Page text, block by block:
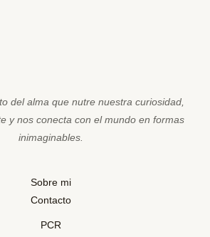
del alma que nutre nuestra curiosidad,
y nos conecta con el mundo en formas
inimaginables.
Sobre mi
Contacto
PCR